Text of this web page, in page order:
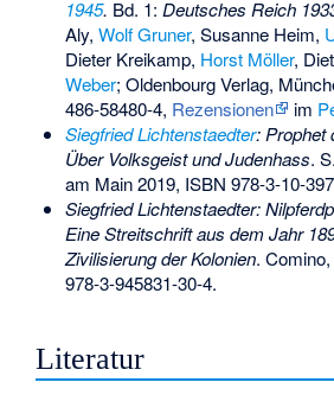
1945. Bd. 1: Deutsches Reich
Aly, Wolf Gruner, Susanne Heim,
Dieter Kreikamp, Horst Möller,
Weber; Oldenbourg Verlag,
486-58480-4, Rezensionen im
Siegfried Lichtenstaedter: Prophet
Über Volksgeist und Judenhass.
am Main 2019, ISBN 978-3-10-
Siegfried Lichtenstaedter:
Eine Streitschrift aus dem Jahr
Zivilisierung der Kolonien.
978-3-945831-30-4.
Literatur